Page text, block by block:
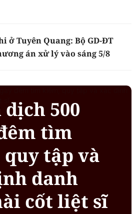
ở Tuyên Quang: Bộ GD-ĐT
án xử lý vào sáng 5/8
dịch 500
tìm
tập và
danh
cốt liệt sĩ